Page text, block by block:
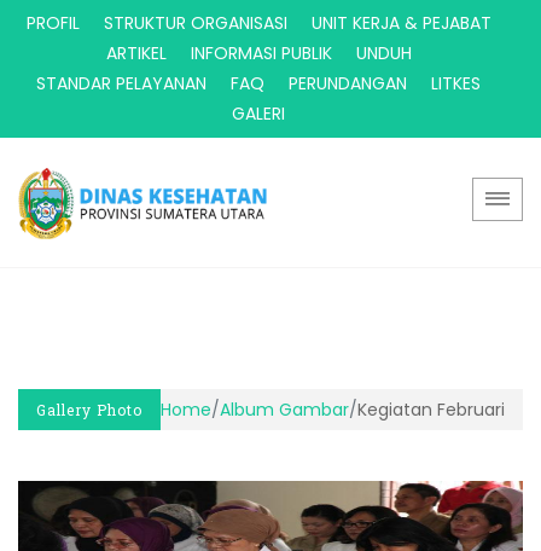
PROFIL STRUKTUR ORGANISASI
UNIT KERJA & PEJABAT
ARTIKEL
INFORMASI PUBLIK
UNDUH
STANDAR PELAYANAN
FAQ PERUNDANGAN
LITKES
GALERI
Gallery Photo Home/Album Gambar/Kegiatan Februari